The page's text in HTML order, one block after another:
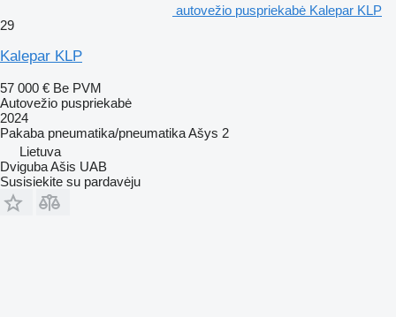
autovežio puspriekabė Kalepar KLP
29
Kalepar KLP
57 000 € Be PVM
Autovežio puspriekabė
2024
Pakaba pneumatika/pneumatikaAšys 2
Lietuva
Dviguba Ašis UAB
Susisiekite su pardavėju